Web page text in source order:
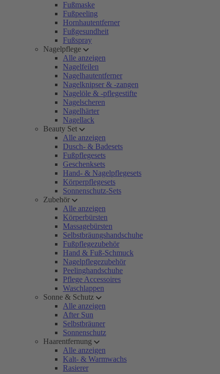
Fußmaske
Fußpeeling
Hornhautentferner
Fußgesundheit
Fußspray
Nagelpflege
Alle anzeigen
Nagelfeilen
Nagelhautentferner
Nagelknipser & -zangen
Nagelöle & -pflegestifte
Nagelscheren
Nagelhärter
Nagellack
Beauty Set
Alle anzeigen
Dusch- & Badesets
Fußpflegesets
Geschenksets
Hand- & Nagelpflegesets
Körperpflegesets
Sonnenschutz-Sets
Zubehör
Alle anzeigen
Körperbürsten
Massagebürsten
Selbstbräungshandschuhe
Fußpflegezubehör
Hand & Fuß-Schmuck
Nagelpflegezubehör
Peelinghandschuhe
Pflege Accessoires
Waschlappen
Sonne & Schutz
Alle anzeigen
After Sun
Selbstbräuner
Sonnenschutz
Haarentfernung
Alle anzeigen
Kalt- & Warmwachs
Rasierer